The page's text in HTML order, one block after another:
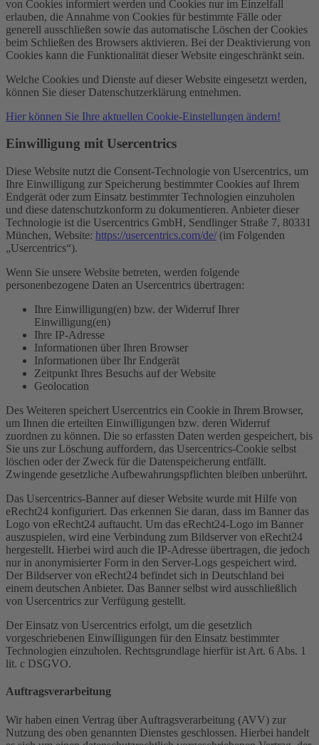
von Cookies informiert werden und Cookies nur im Einzelfall
erlauben, die Annahme von Cookies für bestimmte Fälle oder
generell ausschließen sowie das automatische Löschen der Cookies
beim Schließen des Browsers aktivieren. Bei der Deaktivierung von
Cookies kann die Funktionalität dieser Website eingeschränkt sein.
Welche Cookies und Dienste auf dieser Website eingesetzt werden,
können Sie dieser Datenschutzerklärung entnehmen.
Hier können Sie Ihre aktuellen Cookie-Einstellungen ändern!
Einwilligung mit Usercentrics
Diese Website nutzt die Consent-Technologie von Usercentrics, um
Ihre Einwilligung zur Speicherung bestimmter Cookies auf Ihrem
Endgerät oder zum Einsatz bestimmter Technologien einzuholen
und diese datenschutzkonform zu dokumentieren. Anbieter dieser
Technologie ist die Usercentrics GmbH, Sendlinger Straße 7, 80331
München, Website: https://usercentrics.com/de/ (im Folgenden
„Usercentrics“).
Wenn Sie unsere Website betreten, werden folgende
personenbezogene Daten an Usercentrics übertragen:
Ihre Einwilligung(en) bzw. der Widerruf Ihrer
Einwilligung(en)
Ihre IP-Adresse
Informationen über Ihren Browser
Informationen über Ihr Endgerät
Zeitpunkt Ihres Besuchs auf der Website
Geolocation
Des Weiteren speichert Usercentrics ein Cookie in Ihrem Browser,
um Ihnen die erteilten Einwilligungen bzw. deren Widerruf
zuordnen zu können. Die so erfassten Daten werden gespeichert, bis
Sie uns zur Löschung auffordern, das Usercentrics-Cookie selbst
löschen oder der Zweck für die Datenspeicherung entfällt.
Zwingende gesetzliche Aufbewahrungspflichten bleiben unberührt.
Das Usercentrics-Banner auf dieser Website wurde mit Hilfe von
eRecht24 konfiguriert. Das erkennen Sie daran, dass im Banner das
Logo von eRecht24 auftaucht. Um das eRecht24-Logo im Banner
auszuspielen, wird eine Verbindung zum Bildserver von eRecht24
hergestellt. Hierbei wird auch die IP-Adresse übertragen, die jedoch
nur in anonymisierter Form in den Server-Logs gespeichert wird.
Der Bildserver von eRecht24 befindet sich in Deutschland bei
einem deutschen Anbieter. Das Banner selbst wird ausschließlich
von Usercentrics zur Verfügung gestellt.
Der Einsatz von Usercentrics erfolgt, um die gesetzlich
vorgeschriebenen Einwilligungen für den Einsatz bestimmter
Technologien einzuholen. Rechtsgrundlage hierfür ist Art. 6 Abs. 1
lit. c DSGVO.
Auftragsverarbeitung
Wir haben einen Vertrag über Auftragsverarbeitung (AVV) zur
Nutzung des oben genannten Dienstes geschlossen. Hierbei handelt